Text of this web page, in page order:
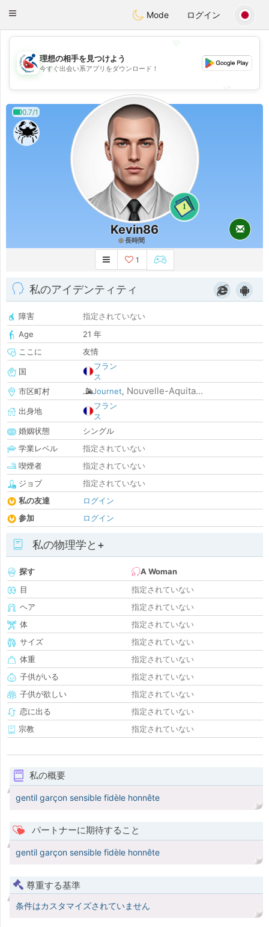
Handi Space
Toggle
Mode ログイン
💖
💕
理想の相手を見つけよう
今すぐ出会い系アプリをダウンロード！
0.7/1
1
Kevin86
長時間
1
私のアイデンティティ
障害
指定されていない
Age
21 年
ここに
友情
国
フラン
ス
市区町村
Journet, Nouvelle-Aquita...
出身地
フラン
ス
婚姻状態
シングル
学業レベル
指定されていない
喫煙者
指定されていない
ジョブ
指定されていない
私の友達
ログイン
参加
ログイン
私の物理学と+
探す
A Woman
目
指定されていない
ヘア
指定されていない
体
指定されていない
サイズ
指定されていない
体重
指定されていない
子供がいる
指定されていない
子供が欲しい
指定されていない
恋に出る
指定されていない
宗教
指定されていない
私の概要
gentil garçon sensible fidèle honnête
パートナーに期待すること
gentil garçon sensible fidèle honnête
尊重する基準
条件はカスタマイズされていません